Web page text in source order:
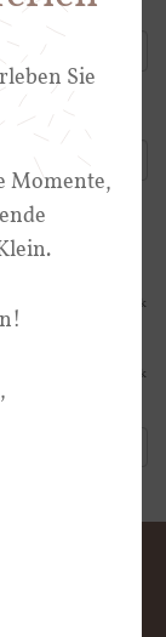
Sie
Momente,
Daten zum
und verarbeitet
Daten zum Zweck
(Newsletter)
Daten zum Zweck
gespeichert